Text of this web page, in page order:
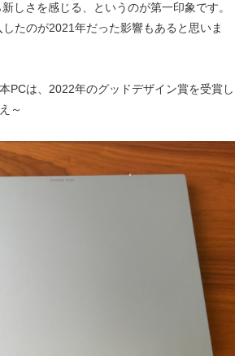
しさを感じる、というのが第一印象です。
たのが2021年だった影響もあると思いま
PCは、2022年のグッドデザイン賞を受賞し
～